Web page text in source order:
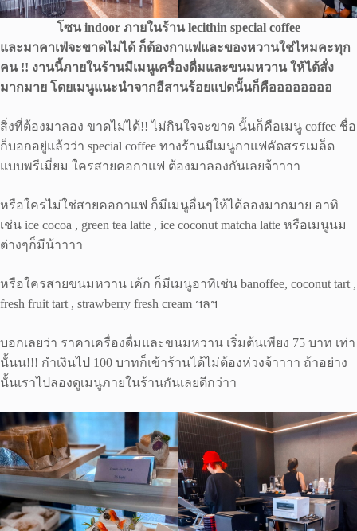
โซน indoor ภายในร้าน lecithin special coffee
และมาคาเฟ่จะขาดไม่ได้ ก็ต้องกาแฟและของหวานใช่ไหมคะทุก
คน !! งานนี้ภายในร้านมีเมนูเครื่องดื่มและขนมหวาน ให้ได้สั่ง
มากมาย โดยเมนูแนะนำจากอีสานร้อยแปดนั้นก็คืออออออออ
สิ่งที่ต้องมาลอง ขาดไม่ได้!! ไม่กินใจจะขาด นั้นก็คือเมนู coffee ชื่อ
ก็บอกอยู่แล้วว่า special coffee ทางร้านมีเมนูกาแฟคัดสรรเมล็ด
แบบพรีเมี่ยม ใครสายคอกาแฟ ต้องมาลองกันเลยจ้าาาา
หรือใครไม่ใช่สายคอกาแฟ ก็มีเมนูอื่นๆให้ได้ลองมากมาย อาทิ
เช่น ice cocoa , green tea latte , ice coconut matcha latte หรือเมนูนม
ต่างๆก็มีน้าาาา
หรือใครสายขนมหวาน เค้ก ก็มีเมนูอาทิเช่น banoffee, coconut tart ,
fresh fruit tart , strawberry fresh cream ฯลฯ
บอกเลยว่า ราคาเครื่องดื่มและขนมหวาน เริ่มต้นเพียง 75 บาท เท่า
นั้นน!!! กำเงินไป 100 บาทก็เข้าร้านได้ไม่ต้องห่วงจ้าาาา ถ้าอย่าง
นั้นเราไปลองดูเมนูภายในร้านกันเลยดีกว่าา